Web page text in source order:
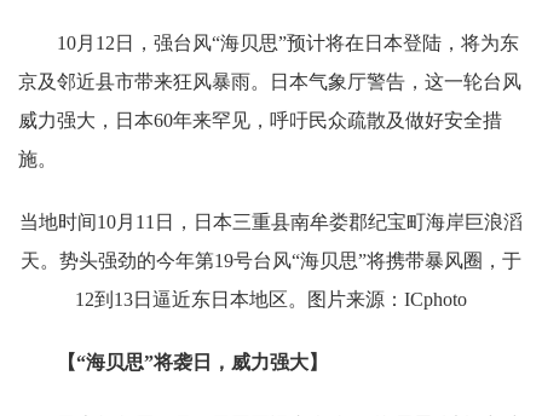
10月12日，强台风“海贝思”预计将在日本登陆，将为东
京及邻近县市带来狂风暴雨。日本气象厅警告，这一轮台风
威力强大，日本60年来罕见，呼吁民众疏散及做好安全措
施。
当地时间10月11日，日本三重县南牟娄郡纪宝町海岸巨浪滔
天。势头强劲的今年第19号台风“海贝思”将携带暴风圈，于
12到13日逼近东日本地区。图片来源：ICphoto
【“海贝思”将袭日，威力强大】